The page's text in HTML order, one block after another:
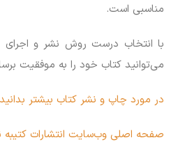
مناسبی است.
با انتخاب درست روش نشر و اجرای
می‌توانید کتاب خود را به موفقیت
در مورد چاپ و نشر کتاب بیشتر
صفحه اصلی وب‌سایت انتشارات کتیبه